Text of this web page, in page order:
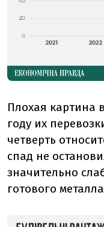
Плохая картина
году их
четверть
спад не
значительно
готового